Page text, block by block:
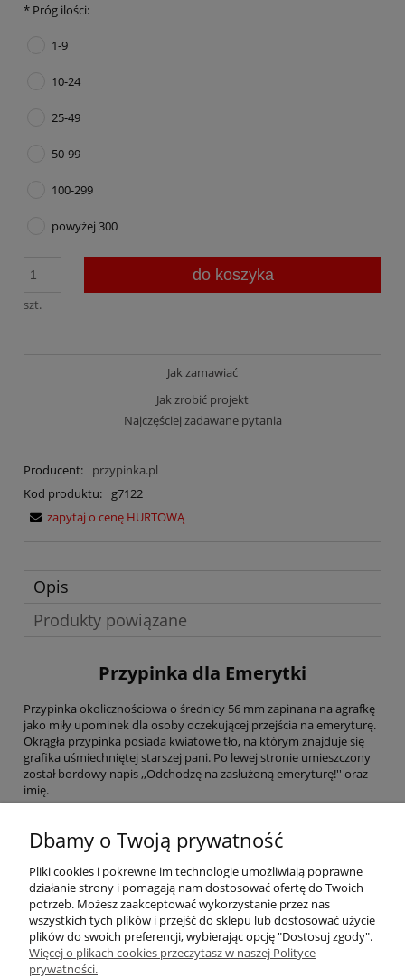
* Próg ilości:
1-9
10-24
25-49
50-99
100-299
powyżej 300
szt.
do koszyka
Jak zamawiać
Jak zrobić projekt
Najczęściej zadawane pytania
Producent:
przypinka.pl
Kod produktu:
g7122
zapytaj o cenę HURTOWĄ
Opis
Produkty powiązane
Przypinka dla Emerytki
Przypinka okolicznościowa o średnicy 56 mm zapinana na agrafkę
jako miły upominek dla osoby oczekującej przejścia na emeryturę.
Okrągła przypinka posiada kwiatowe tło, na którym znajduje się
grafika uśmiechniętej starszej pani. Po lewej stronie umieszczony
został bordowy napis ,,Odchodzę na zasłużoną emeryturę!'' oraz
imię.
zabawna forma upominku dla gości.
Pomoc
Dbamy o Twoją prywatność
Pliki cookies i pokrewne im technologie umożliwiają poprawne
działanie strony i pomagają nam dostosować ofertę do Twoich
potrzeb. Możesz zaakceptować wykorzystanie przez nas
wszystkich tych plików i przejść do sklepu lub dostosować użycie
plików do swoich preferencji, wybierając opcję "Dostosuj zgody".
Więcej o plikach cookies przeczytasz w naszej Polityce
prywatności.